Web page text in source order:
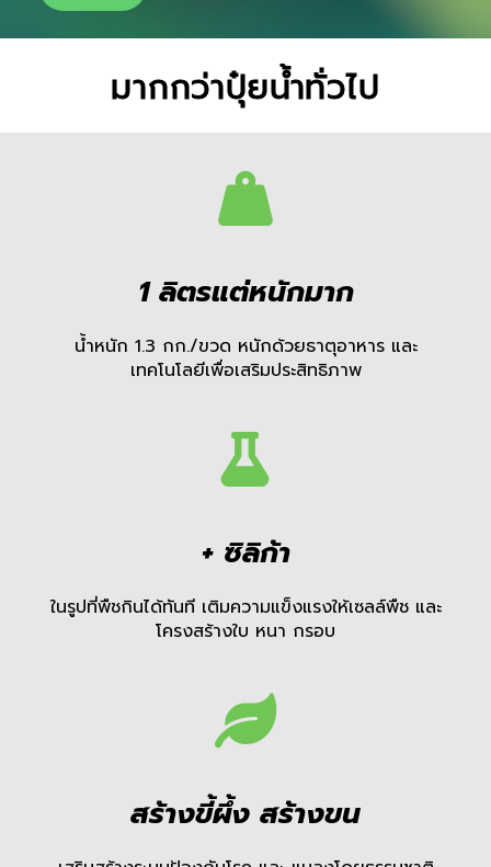
มากกว่าปุ๋ยน้ำทั่วไป
1 ลิตรแต่หนักมาก
น้ำหนัก 1.3 กก./ขวด หนักด้วยธาตุอาหาร และ
เทคโนโลยีเพื่อเสริมประสิทธิภาพ
+ ซิลิก้า
ในรูปที่พืชกินได้ทันที เติมความแข็งแรงให้เซลล์พืช และ
โครงสร้างใบ หนา กรอบ
สร้างขี้ผึ้ง สร้างขน